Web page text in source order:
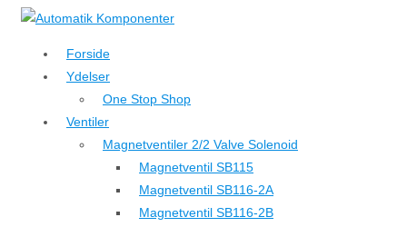
↓
hovedindhold
Forside
Ydelser
One Stop Shop
Ventiler
Magnetventiler 2/2 Valve Solenoid
Magnetventil SB115
Magnetventil SB116-2A
Magnetventil SB116-2B